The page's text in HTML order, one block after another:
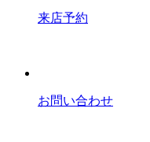
来店予約
お問い合わせ